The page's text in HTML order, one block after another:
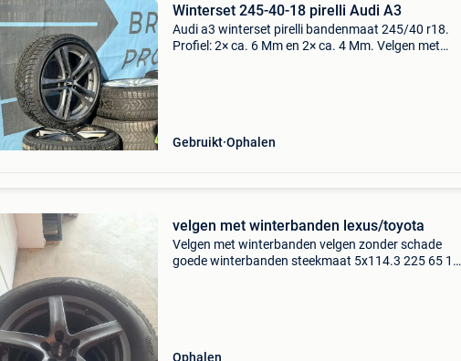
Winterset 245-40-18 pirelli Audi A3
Audi a3 winterset pirelli bandenmaat 245/40 r18.
Profiel: 2× ca. 6 Mm en 2× ca. 4 Mm. Velgen met
Gebruikt Ophalen
velgen met winterbanden lexus/toyota
Velgen met winterbanden velgen zonder schade
goede winterbanden steekmaat 5x114.3 225 65 17
Ophalen